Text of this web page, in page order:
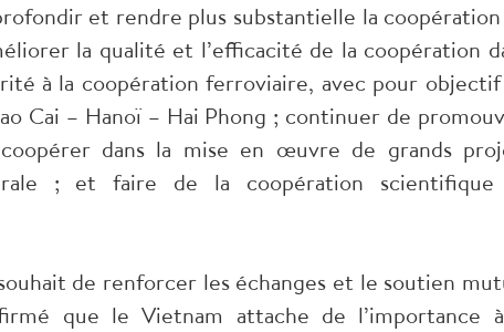
et rendre plus substantielle la
la qualité et l’efficacité de la coopération
à la coopération ferroviaire, avec pour
Cai – Hanoï – Hai Phong ; continuer de
dans la mise en œuvre de grands
; et faire de la coopération
de renforcer les échanges et le soutien
que le Vietnam attache de l’importance